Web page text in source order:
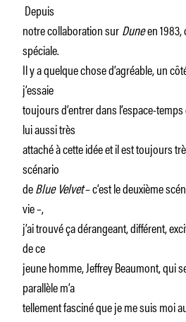
Depuis
notre collaboration surDuneen
spéciale.
Il y a quelque chose d’agréable, un
j’essaie
toujours d’entrer dans l’espace-
lui aussi très
attaché à cette idée et il est toujours
scénario
deBlue Velvet– c’est le deuxième
vie –,
j’ai trouvé ça dérangeant, différent,
de ce
jeune homme, Jeffrey Beaumont, qui
parallèle m’a
tellement fasciné que je me suis moi